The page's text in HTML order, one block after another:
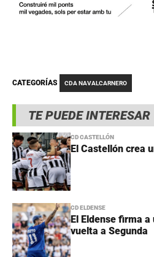
TE PUEDE INTERESAR
CD CASTELLÓN
El Castellón crea
CD ELDENSE
El Eldense firma
vuelta a Segunda
CATEGORÍAS CDA NAVALCARNERO